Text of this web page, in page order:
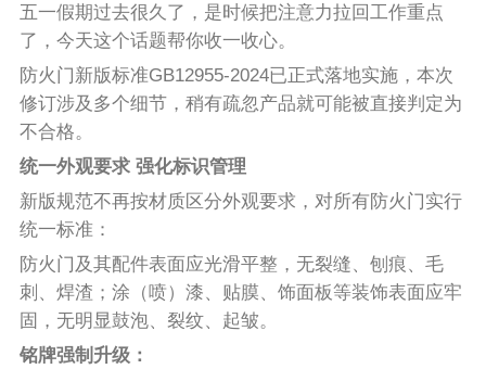
五一假期过去很久了，是时候把注意力拉回工作重点
了，今天这个话题帮你收一收心。
防火门新版标准GB12955-2024已正式落地实施，本次
修订涉及多个细节，稍有疏忽产品就可能被直接判定为
不合格。
统一外观要求 强化标识管理
新版规范不再按材质区分外观要求，对所有防火门实行
统一标准：
防火门及其配件表面应光滑平整，无裂缝、刨痕、毛
刺、焊渣；涂（喷）漆、贴膜、饰面板等装饰表面应牢
固，无明显鼓泡、裂纹、起皱。
铭牌强制升级：